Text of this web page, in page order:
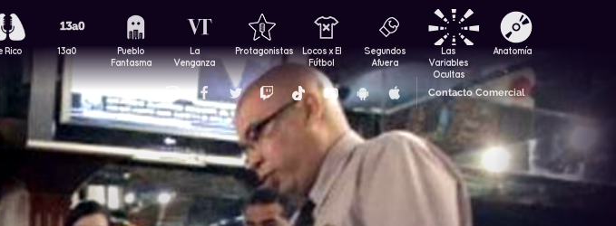
Rico 13a0
Pueblo
Fantasma
La
Venganza
Protagonistas
Locos x El
Fútbol
Segundos
Afuera
Las
Variables
Ocultas
Anatomía
Contacto Comercial